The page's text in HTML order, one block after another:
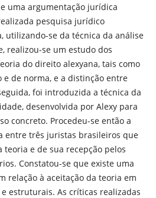
uma argumentação jurídica
pesquisa jurídico
utilizando-se da técnica da análise
realizou-se um estudo dos
do direito alexyana, tais como
de norma, e a distinção entre
foi introduzida a técnica da
desenvolvida por Alexy para
concreto. Procedeu-se então a
entre três juristas brasileiros que
teoria e de sua recepção pelos
Constatou-se que existe uma
relação à aceitação da teoria em
estruturais. As críticas realizadas